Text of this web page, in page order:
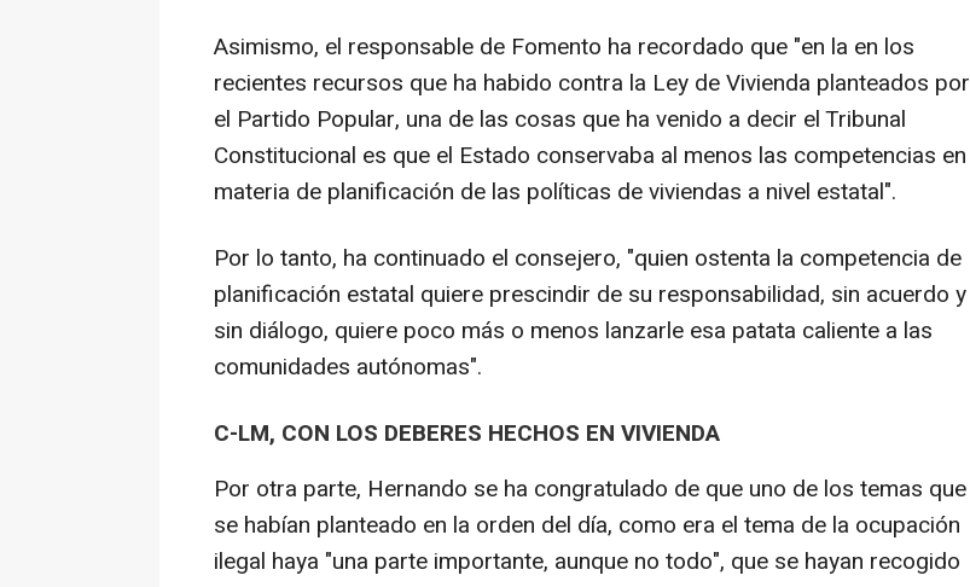
Asimismo, el responsable de Fomento ha recordado que "en la en los
recientes recursos que ha habido contra la Ley de Vivienda planteados por
el Partido Popular, una de las cosas que ha venido a decir el Tribunal
Constitucional es que el Estado conservaba al menos las competencias en
materia de planificación de las políticas de viviendas a nivel estatal".
Por lo tanto, ha continuado el consejero, "quien ostenta la competencia de
planificación estatal quiere prescindir de su responsabilidad, sin acuerdo y
sin diálogo, quiere poco más o menos lanzarle esa patata caliente a las
comunidades autónomas".
C-LM, CON LOS DEBERES HECHOS EN VIVIENDA
Por otra parte, Hernando se ha congratulado de que uno de los temas que
se habían planteado en la orden del día, como era el tema de la ocupación
ilegal haya "una parte importante, aunque no todo", que se hayan recogido